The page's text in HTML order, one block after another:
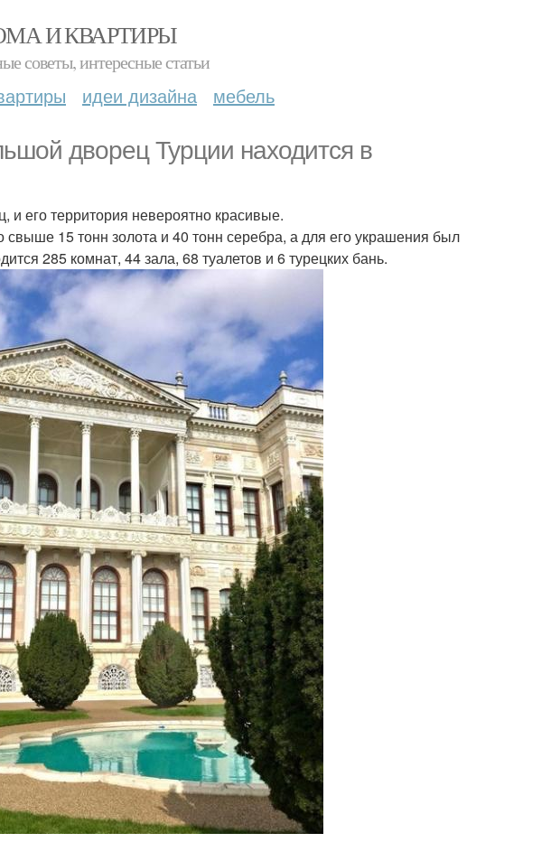
И КВАРТИРЫ
советы, интересные статьи
идеи дизайна мебель
дворец Турции находится в
его территория невероятно красивые.
15 тонн золота и 40 тонн серебра, а для его украшения был
285 комнат, 44 зала, 68 туалетов и 6 турецких бань.